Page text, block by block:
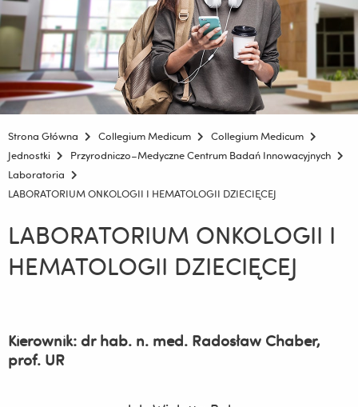
Strona Główna Collegium Medicum
Collegium Medicum
Jednostki
Przyrodniczo–Medyczne Centrum Badań Innowacyjnych
Laboratoria
LABORATORIUM ONKOLOGII I HEMATOLOGII DZIECIĘCEJ
LABORATORIUM ONKOLOGII I
HEMATOLOGII DZIECIĘCEJ
Kierownik: dr hab. n. med. Radosław Chaber,
prof. UR